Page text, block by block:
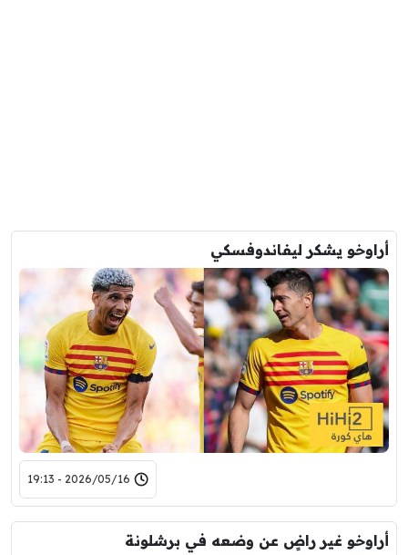
أراوخو يشكر ليفاندوفسكي
2026/05/16 - 19:13
أراوخو غير راضٍ عن وضعه في برشلونة